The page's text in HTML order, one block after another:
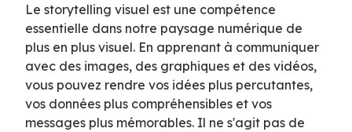
Le storytelling visuel est une compétence
essentielle dans notre paysage numérique de
plus en plus visuel. En apprenant à communiquer
avec des images, des graphiques et des vidéos,
vous pouvez rendre vos idées plus percutantes,
vos données plus compréhensibles et vos
messages plus mémorables. Il ne s'agit pas de